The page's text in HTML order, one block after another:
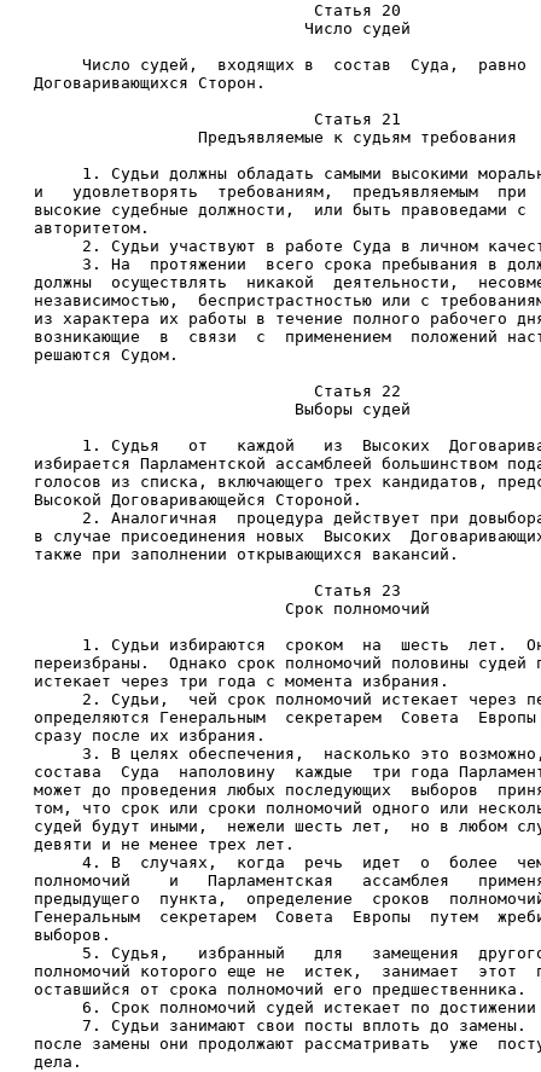
                             Статья 20
                            Число судей
Число судей,  входящих в  состав  Суда,  равно
Договаривающихся Сторон.
                             Статья 21
                 Предъявляемые к судьям требования
1. Судьи должны обладать самыми высокими
и   удовлетворять  требованиям,  предъявляемым
высокие судебные должности,  или быть правоведами с
авторитетом.
2. Судьи участвуют в работе Суда в личном
3. На  протяжении  всего срока пребывания в
должны  осуществлять  никакой  деятельности,
независимостью,  беспристрастностью или с
из характера их работы в течение полного рабочего
возникающие  в  связи  с  применением  положений
решаются Судом.
                             Статья 22
                           Выборы судей
1. Судья   от   каждой   из  Высоких
избирается Парламентской ассамблеей большинством
голосов из списка, включающего трех кандидатов,
Высокой Договаривающейся Стороной.
2. Аналогичная  процедура действует при
в случае присоединения новых  Высоких
также при заполнении открывающихся вакансий.
                             Статья 23
                          Срок полномочий
1. Судьи избираются  сроком  на  шесть  лет.
переизбраны.  Однако срок полномочий половины судей
истекает через три года с момента избрания.
2. Судьи,  чей срок полномочий истекает через
определяются Генеральным  секретарем  Совета
сразу после их избрания.
3. В целях обеспечения,  насколько это
состава  Суда  наполовину  каждые  три года
может до проведения любых последующих  выборов
том, что срок или сроки полномочий одного или
судей будут иными,  нежели шесть лет,  но в любом
девяти и не менее трех лет.
4. В  случаях,  когда  речь  идет  о  более
полномочий    и   Парламентская   ассамблея
предыдущего  пункта,  определение  сроков
Генеральным  секретарем  Совета  Европы  путем
выборов.
5. Судья,   избранный   для   замещения
полномочий которого еще не  истек,  занимает
оставшийся от срока полномочий его предшественника.
6. Срок полномочий судей истекает по
7. Судьи занимают свои посты вплоть до замены.
после замены они продолжают рассматривать  уже
дела.